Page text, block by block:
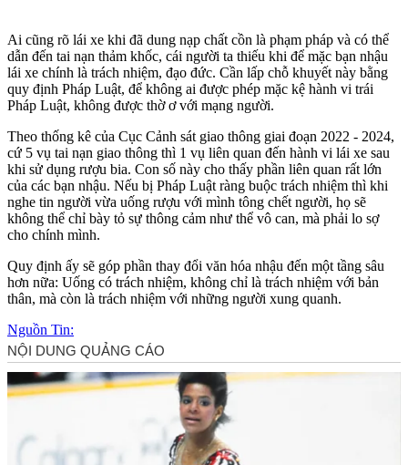
Ai cũng rõ lái xe khi đã dung nạp chất cồn là phạm pháp và có thể
dẫn đến tai nạn thảm khốc, cái người ta thiếu khi để mặc bạn nhậu
lái xe chính là trách nhiệm, đạo đức. Cần lấp chỗ khuyết này bằng
quy định Pháp Luật, để không ai được phép mặc kệ hành vi trái
Pháp Luật, không được thờ ơ với mạng người.
Theo thống kê của Cục Cảnh sát giao thông giai đoạn 2022 - 2024,
cứ 5 vụ tai nạn giao thông thì 1 vụ liên quan đến hành vi lái xe sau
khi sử dụng rượu bia. Con số này cho thấy phần liên quan rất lớn
của các bạn nhậu. Nếu bị Pháp Luật ràng buộc trách nhiệm thì khi
nghe tin người vừa uống rượu với mình tông chết người, họ sẽ
không thể chỉ bày tỏ sự thông cảm như thể vô can, mà phải lo sợ
cho chính mình.
Quy định ấy sẽ góp phần thay đổi văn hóa nhậu đến một tầng sâu
hơn nữa: Uống có trách nhiệm, không chỉ là trách nhiệm với bản
thân, mà còn là trách nhiệm với những người xung quanh.
Nguồn Tin: